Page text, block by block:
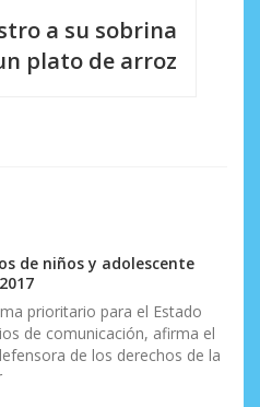
a su sobrina
plato de arroz
de niños y adolescente
prioritario para el Estado
de comunicación, afirma el
de los derechos de la